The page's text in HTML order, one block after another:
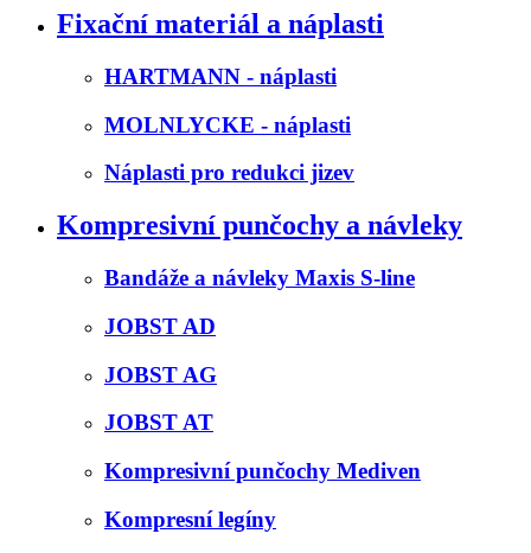
Fixační materiál a náplasti
HARTMANN - náplasti
MOLNLYCKE - náplasti
Náplasti pro redukci jizev
Kompresivní punčochy a návleky
Bandáže a návleky Maxis S-line
JOBST AD
JOBST AG
JOBST AT
Kompresivní punčochy Mediven
Kompresní legíny